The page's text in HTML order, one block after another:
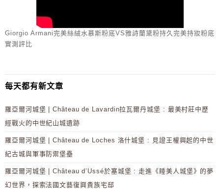
Giorgio Armani完美絲絨水慕斯粉底VS雅詩蘭黛粉持久完美持妝粉底
實測評比
每天都有新文章
羅亞爾河城堡 | Château de Lavardin拉瓦爾丹城堡 : 最美村莊中歷
經戰火的中世紀山城遺跡
羅亞爾河城堡 | Château de Loches 洛什城堡 : 見證王權興起的中世
紀古城與軍事防禦堡壘
羅亞爾河城堡 | Château d’Ussé於塞城堡 : 走進《睡美人城堡》的夢
幻世界，探索法國文藝復興貴族宅邸